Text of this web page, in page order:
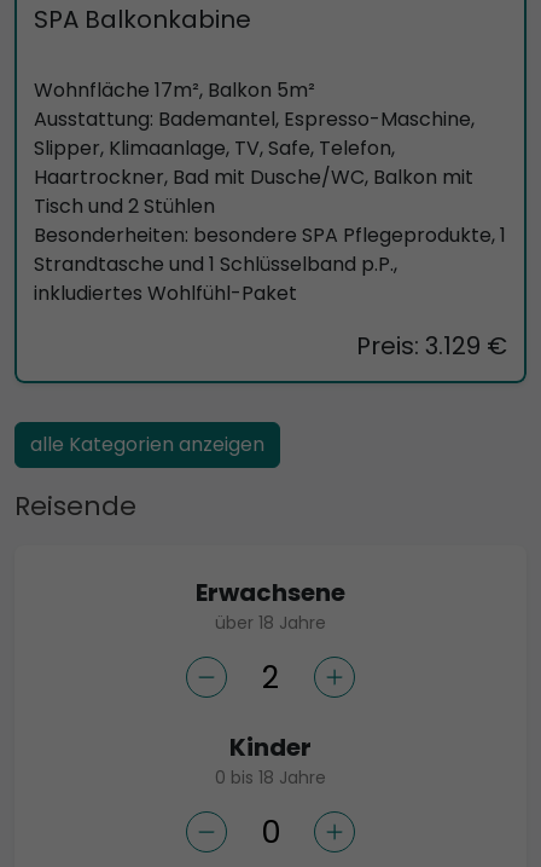
SPA Balkonkabine
Wohnfläche 17m², Balkon 5m²
Ausstattung: Bademantel, Espresso-Maschine,
Slipper, Klimaanlage, TV, Safe, Telefon,
Haartrockner, Bad mit Dusche/WC, Balkon mit
Tisch und 2 Stühlen
Besonderheiten: besondere SPA Pflegeprodukte, 1
Strandtasche und 1 Schlüsselband p.P.,
inkludiertes Wohlfühl-Paket
Preis: 3.129 €
alle Kategorien anzeigen
Reisende
Erwachsene
über 18 Jahre
Kinder
0 bis 18 Jahre